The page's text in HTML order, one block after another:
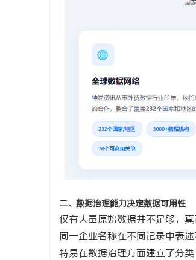
二、数据治理能力决定数据可用性
仅有大量原始数据并不足够，
同一企业名称在不同记录中表
特易在数据治理方面建立了分